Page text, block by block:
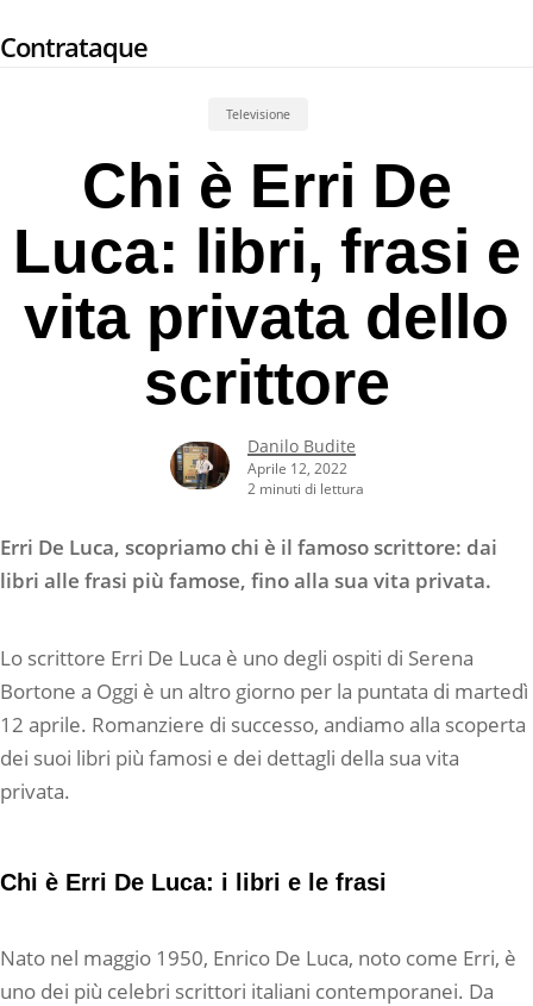
to
Contrataque
Televisione
Chi è Erri De
Luca: libri, frasi e
vita privata dello
scrittore
Danilo Budite
Aprile 12, 2022
2 minuti di lettura
Erri De Luca, scopriamo chi è il famoso scrittore: dai
libri alle frasi più famose, fino alla sua vita privata.
Lo scrittore Erri De Luca è uno degli ospiti di Serena
Bortone a Oggi è un altro giorno per la puntata di martedì
12 aprile. Romanziere di successo, andiamo alla scoperta
dei suoi libri più famosi e dei dettagli della sua vita
privata.
Chi è Erri De Luca: i libri e le frasi
Nato nel maggio 1950, Enrico De Luca, noto come Erri, è
uno dei più celebri scrittori italiani contemporanei. Da